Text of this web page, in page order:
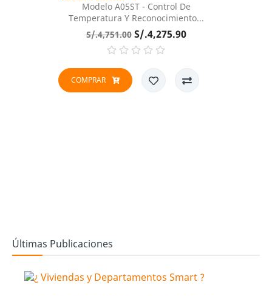
Modelo A05ST - Control De
Temperatura Y Reconocimiento...
Precio
base
S/.4,751.00 Precio
S/.4,275.90
COMPRAR
Últimas Publicaciones